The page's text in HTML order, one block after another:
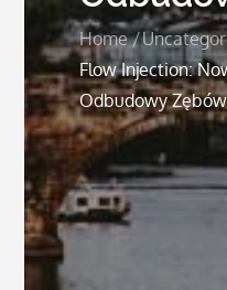
Home
Flow Injection:
Odbudowy Zębów